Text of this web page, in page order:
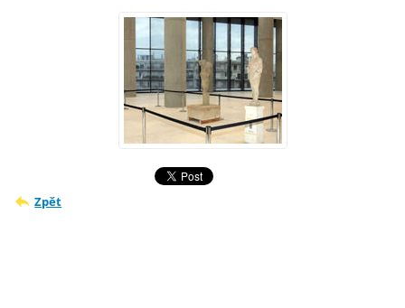
Zpět